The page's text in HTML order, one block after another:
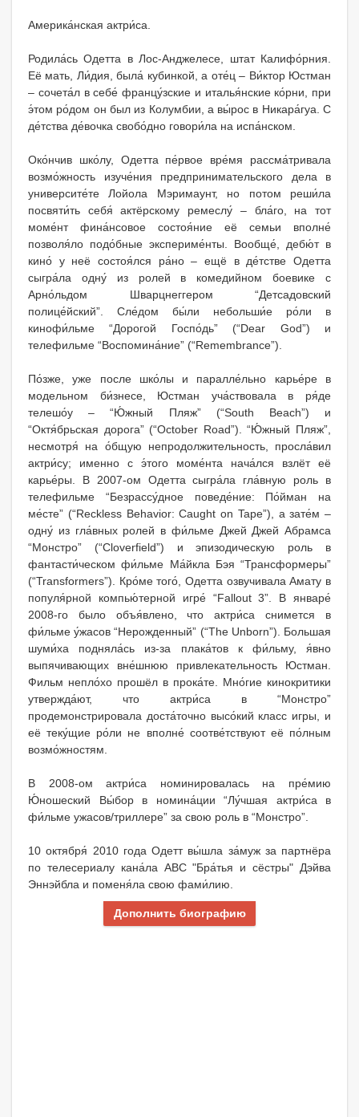
Америка́нская актри́са.
Родила́сь Одетта в Лос-Анджелесе, штат Калифо́рния.
Её мать, Ли́дия, была́ кубинкой, а оте́ц – Ви́ктор Юстман
– сочета́л в себе́ францу́зские и италья́нские ко́рни, при
э́том ро́дом он был из Колумбии, а вы́рос в Никара́гуа. С
де́тства де́вочка свобо́дно говори́ла на испа́нском.
Око́нчив шко́лу, Одетта пе́рвое вре́мя рассма́тривала
возмо́жность изуче́ния предпринимательского дела в
университе́те Лойола Мэримаунт, но потом реши́ла
посвяти́ть себя́ актёрскому ремеслу́ – бла́го, на тот
моме́нт фина́нсовое состоя́ние её семьи вполне́
позволя́ло подо́бные экспериме́нты. Вообще́, дебю́т в
кино́ у неё состоя́лся ра́но – ещё в де́тстве Одетта
сыгра́ла одну́ из ролей в комедийном боевике с
Арно́льдом Шварцнеггером “Детсадовский
полице́йский”. Сле́дом бы́ли небольши́е ро́ли в
кинофи́льме “Дорогой Госпо́дь” (“Dear God”) и
телефильме “Воспомина́ние” (“Remembrance”).
По́зже, уже после шко́лы и паралле́льно карье́ре в
модельном би́знесе, Юстман уча́ствовала в ря́де
телешо́у – “Ю́жный Пляж” (“South Beach”) и
“Октя́брьская дорога” (“October Road”). “Ю́жный Пляж”,
несмотря́ на о́бщую непродолжительность, просла́вил
актри́су; именно с э́того моме́нта нача́лся взлёт её
карье́ры. В 2007-ом Одетта сыгра́ла гла́вную роль в
телефильме “Безрассу́дное поведе́ние: По́йман на
ме́сте” (“Reckless Behavior: Caught on Tape”), а зате́м –
одну́ из гла́вных ролей в фи́льме Джей Джей Абрамса
“Монстро” (“Cloverfield”) и эпизодическую роль в
фантасти́ческом фи́льме Ма́йкла Бэя “Трансформеры”
(“Transformers”). Кро́ме того́, Одетта озвучивала Амату в
популя́рной компью́терной игре́ “Fallout 3”. В январе́
2008-го было объя́влено, что актри́са снимется в
фи́льме у́жасов “Нерожденный” (“The Unborn”). Большая
шуми́ха подняла́сь из-за плака́тов к фи́льму, я́вно
выпячивающих вне́шнюю привлекательность Юстман.
Фильм непло́хо прошёл в прока́те. Мно́гие кинокритики
утвержда́ют, что актри́са в “Монстро”
продемонстрировала доста́точно высо́кий класс игры, и
её теку́щие ро́ли не вполне́ соотве́тствуют её по́лным
возмо́жностям.
В 2008-ом актри́са номинировалась на пре́мию
Ю́ношеский Вы́бор в номина́ции “Лу́чшая актри́са в
фи́льме ужасов/триллере” за свою роль в “Монстро”.
10 октября́ 2010 года Одетт вы́шла за́муж за партнёра
по телесериалу кана́ла ABC "Бра́тья и сёстры" Дэйва
Эннэйбла и поменя́ла свою фами́лию.
Дополнить биографию